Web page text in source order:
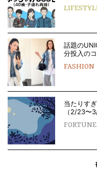
話題の
分投入の
FASHION
当たりす
（2/23〜
FORTUNE